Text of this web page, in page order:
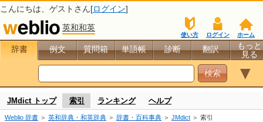
こんにちは、 ゲスト さん[ログイン]
英和和英
ホーム
ログイン
使い方
辞書 例文 質問箱 単語帳 診断 翻訳
もっと
見る
▼
JMdict トップ 索引 ランキング ヘルプ
Weblio 辞書 ＞ 英和辞典・和英辞典 ＞ 辞書・百科事典 ＞ JMdict ＞ 索引